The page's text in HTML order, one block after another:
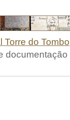
Torre do Tombo